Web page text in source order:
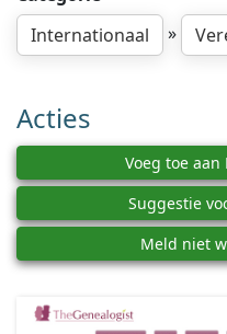
Internationaal
»
Acties
Voeg toe
Suggestie
Meld niet